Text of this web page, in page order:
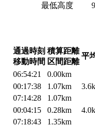
最低高度
通過時刻
移動時間
積算距離
区間距離
平
06:54:21 0.00km
00:17:38
1.07km
07:14:28 1.07km
00:04:15
0.28km
07:18:43 1.35km